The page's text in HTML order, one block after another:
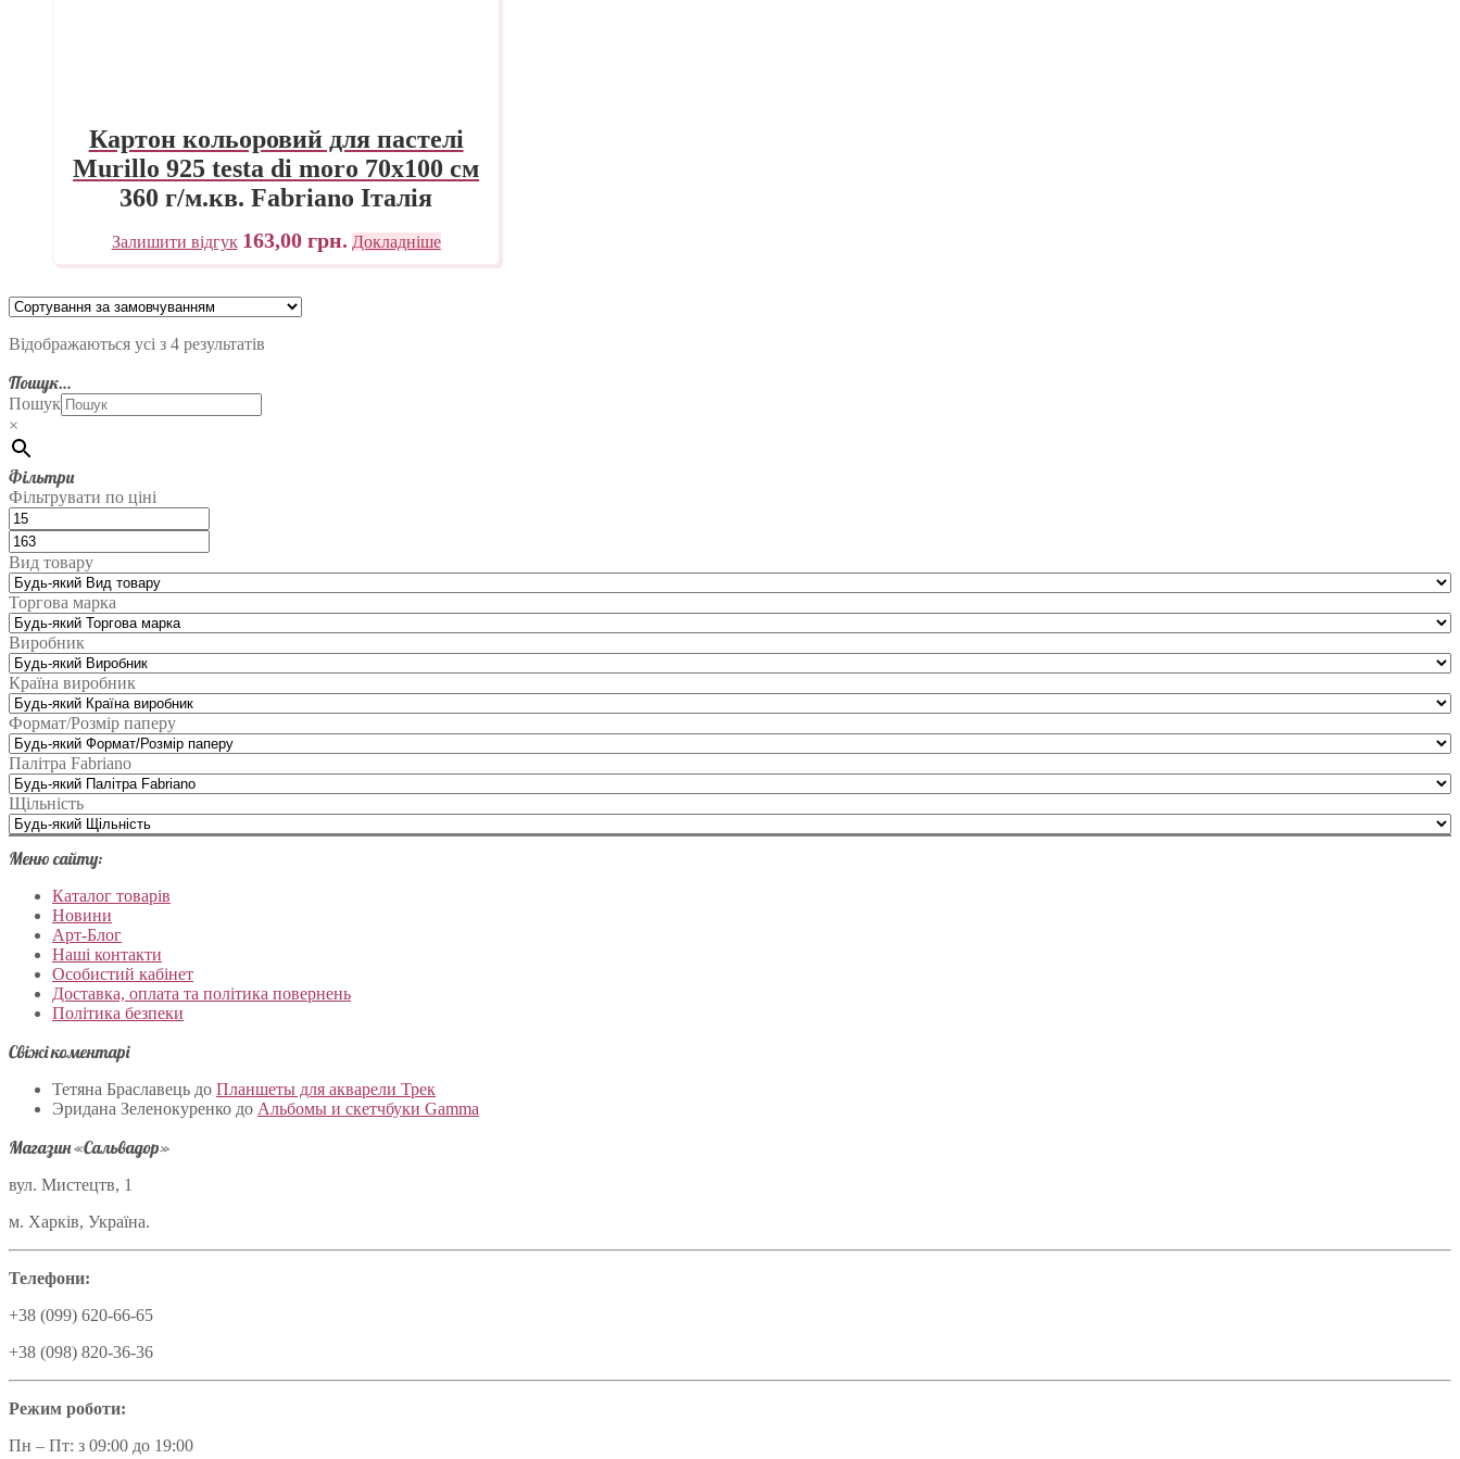
Картон кольоровий для пастелі
Murillo 925 testa di moro 70х100 см
360 г/м.кв. Fabriano Італія
Залишити відгук 163,00 грн. Докладніше
Відображаються усі з 4 результатів
Пошук…
Пошук
×
Фільтри
Фільтрувати по ціні
Вид товару
Торгова марка
Виробник
Країна виробник
Формат/Розмір паперу
Палітра Fabriano
Щільність
Меню сайту:
Каталог товарів
Новини
Арт-Блог
Наші контакти
Особистий кабінет
Доставка, оплата та політика повернень
Політика безпеки
Свіжі коментарі
Тетяна Браславець до Планшеты для акварели Трек
Эридана Зеленокуренко до Альбомы и скетчбуки Gamma
Магазин «Сальвадор»
вул. Мистецтв, 1
м. Харків, Україна.
Телефони:
+38 (099) 620-66-65
+38 (098) 820-36-36
Режим роботи:
Пн – Пт: з 09:00 до 19:00